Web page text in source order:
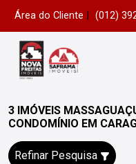
Área do Cliente (012)
3 IMÓVEIS
CONDOMÍNIO EM
Refinar Pesquisa